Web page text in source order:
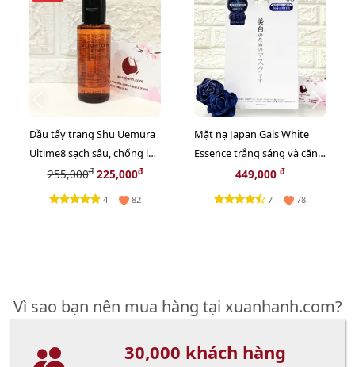
Dầu tẩy trang Shu Uemura
Ultime8 sạch sâu, chống lão
hóa cao cấp nhất - 50ml
255,000đ225,000đ
4 82
Mặt nạ Japan Gals White
Essence trắng sáng và căng
mọng da - 30pcs
449,000 đ
7 78
Vì sao bạn nên mua hàng tại xuanhanh.com?
30,000 khách hàng